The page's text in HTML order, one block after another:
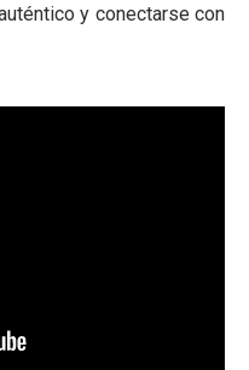
y conectarse con